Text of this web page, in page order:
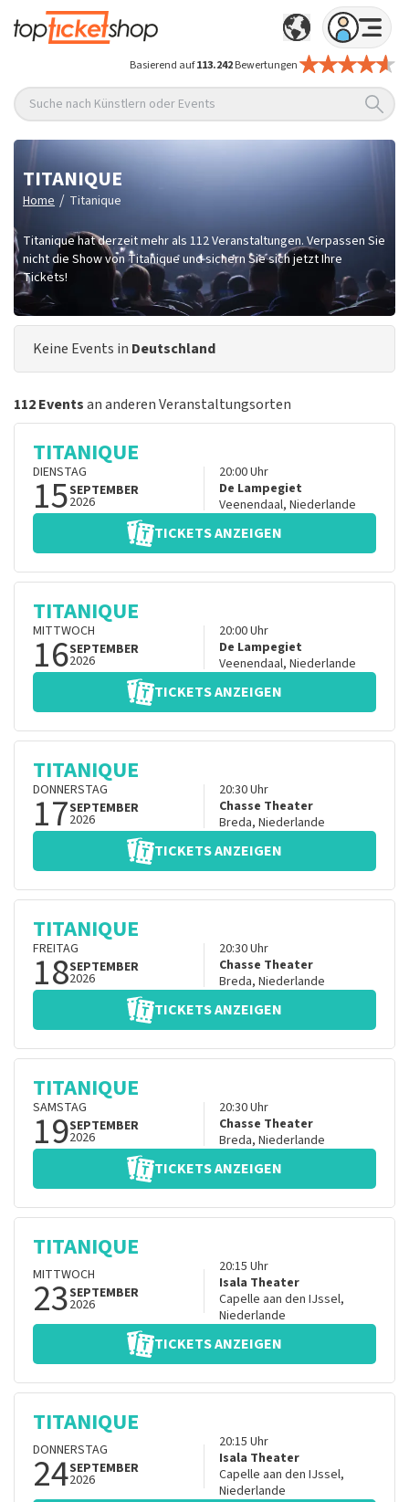
Basierend auf113.242Bewertungen
Suche nach Künstlern oder Events
TITANIQUE
Home / Titanique
Titanique hat derzeit mehr als 112 Veranstaltungen. Verpassen Sie
nicht die Show von Titanique und sichern Sie sich jetzt Ihre
Tickets!
Keine Events in Deutschland
112 Eventsan anderen Veranstaltungsorten
TITANIQUE
DIENSTAG
15SEPTEMBER
2026
20:00Uhr
De Lampegiet
Veenendaal, Niederlande
TICKETS ANZEIGEN
TITANIQUE
MITTWOCH
16SEPTEMBER
2026
20:00Uhr
De Lampegiet
Veenendaal, Niederlande
TICKETS ANZEIGEN
TITANIQUE
DONNERSTAG
17SEPTEMBER
2026
20:30Uhr
Chasse Theater
Breda, Niederlande
TICKETS ANZEIGEN
TITANIQUE
FREITAG
18SEPTEMBER
2026
20:30Uhr
Chasse Theater
Breda, Niederlande
TICKETS ANZEIGEN
TITANIQUE
SAMSTAG
19SEPTEMBER
2026
20:30Uhr
Chasse Theater
Breda, Niederlande
TICKETS ANZEIGEN
TITANIQUE
MITTWOCH
23SEPTEMBER
2026
20:15 Uhr
Isala Theater
Capelle aan den IJssel,
Niederlande
TICKETS ANZEIGEN
TITANIQUE
DONNERSTAG
24SEPTEMBER
2026
20:15 Uhr
Isala Theater
Capelle aan den IJssel,
Niederlande